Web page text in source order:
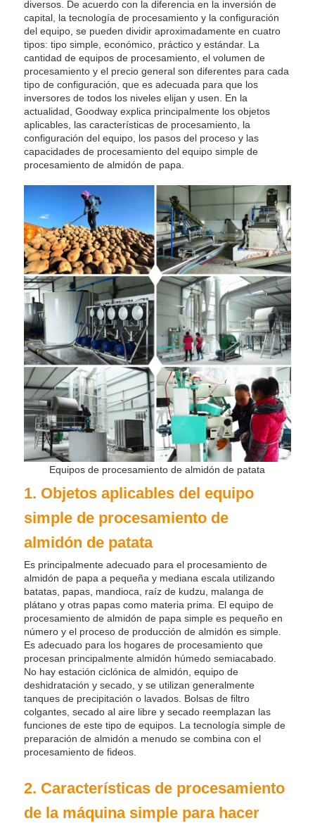
diversos. De acuerdo con la diferencia en la inversión de
capital, la tecnología de procesamiento y la configuración
del equipo, se pueden dividir aproximadamente en cuatro
tipos: tipo simple, económico, práctico y estándar. La
cantidad de equipos de procesamiento, el volumen de
procesamiento y el precio general son diferentes para cada
tipo de configuración, que es adecuada para que los
inversores de todos los niveles elijan y usen. En la
actualidad, Goodway explica principalmente los objetos
aplicables, las características de procesamiento, la
configuración del equipo, los pasos del proceso y las
capacidades de procesamiento del equipo simple de
procesamiento de almidón de papa.
Equipos de procesamiento de almidón de patata
1. Objetos aplicables del equipo
simple de procesamiento de
almidón de patata
Es principalmente adecuado para el procesamiento de
almidón de papa a pequeña y mediana escala utilizando
batatas, papas, mandioca, raíz de kudzu, malanga de
plátano y otras papas como materia prima. El equipo de
procesamiento de almidón de papa simple es pequeño en
número y el proceso de producción de almidón es simple.
Es adecuado para los hogares de procesamiento que
procesan principalmente almidón húmedo semiacabado.
No hay estación ciclónica de almidón, equipo de
deshidratación y secado, y se utilizan generalmente
tanques de precipitación o lavados. Bolsas de filtro
colgantes, secado al aire libre y secado reemplazan las
funciones de este tipo de equipos. La tecnología simple de
preparación de almidón a menudo se combina con el
procesamiento de fideos.
2. Características de procesamiento
de la máquina simple para hacer